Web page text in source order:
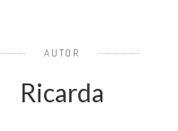
AUTOR
Ricarda